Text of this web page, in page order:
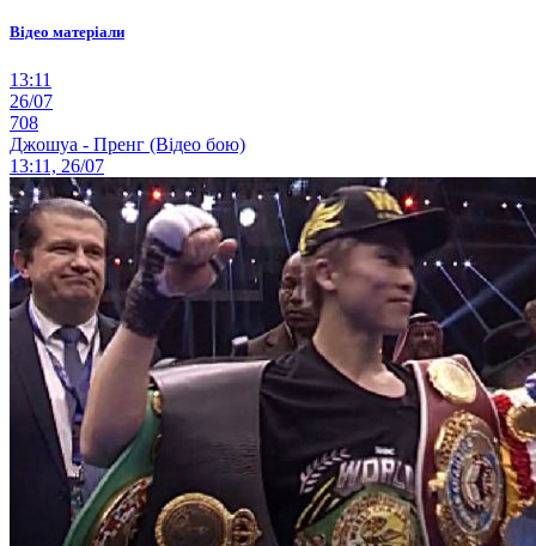
Відео матеріали
13:11
26/07
708
Джошуа - Пренг (Відео бою)
13:11, 26/07